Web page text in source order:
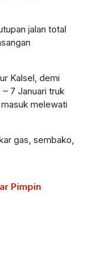
jalan total
Kalsel, demi
7 Januari truk
melewati
gas, sembako,
Pimpin